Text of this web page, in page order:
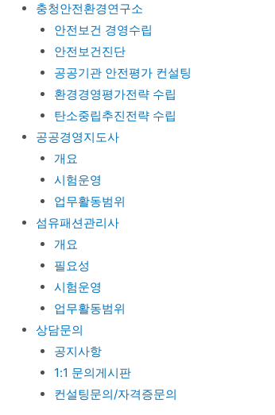
충청안전환경연구소
안전보건 경영수립
안전보건진단
공공기관 안전평가 컨설팅
환경경영평가전략 수립
탄소중립추진전략 수립
공공경영지도사
개요
시험운영
업무활동범위
섬유패션관리사
개요
필요성
시험운영
업무활동범위
상담문의
공지사항
1:1 문의게시판
컨설팅문의/자격증문의